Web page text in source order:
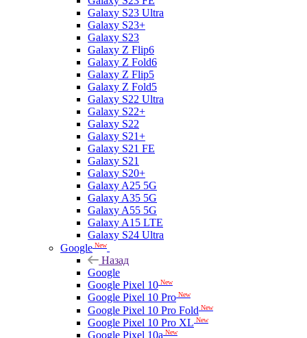
Galaxy S23 Ultra
Galaxy S23+
Galaxy S23
Galaxy Z Flip6
Galaxy Z Fold6
Galaxy Z Flip5
Galaxy Z Fold5
Galaxy S22 Ultra
Galaxy S22+
Galaxy S22
Galaxy S21+
Galaxy S21 FE
Galaxy S21
Galaxy S20+
Galaxy A25 5G
Galaxy A35 5G
Galaxy A55 5G
Galaxy A15 LTE
Galaxy S24 Ultra
Google New
Назад
Google
Google Pixel 10 New
Google Pixel 10 Pro New
Google Pixel 10 Pro Fold New
Google Pixel 10 Pro XL New
Google Pixel 10a New